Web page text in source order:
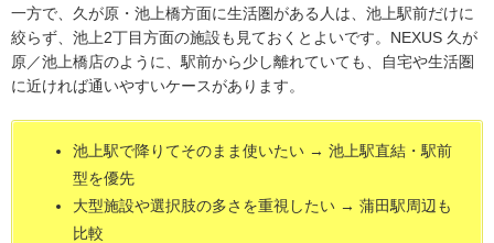
一方で、久が原・池上橋方面に生活圏がある人は、池上駅前だけに
絞らず、池上2丁目方面の施設も見ておくとよいです。NEXUS 久が
原／池上橋店のように、駅前から少し離れていても、自宅や生活圏
に近ければ通いやすいケースがあります。
池上駅で降りてそのまま使いたい → 池上駅直結・駅前
型を優先
大型施設や選択肢の多さを重視したい → 蒲田駅周辺も
比較